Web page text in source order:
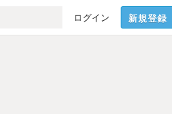
ログイン 新規登録